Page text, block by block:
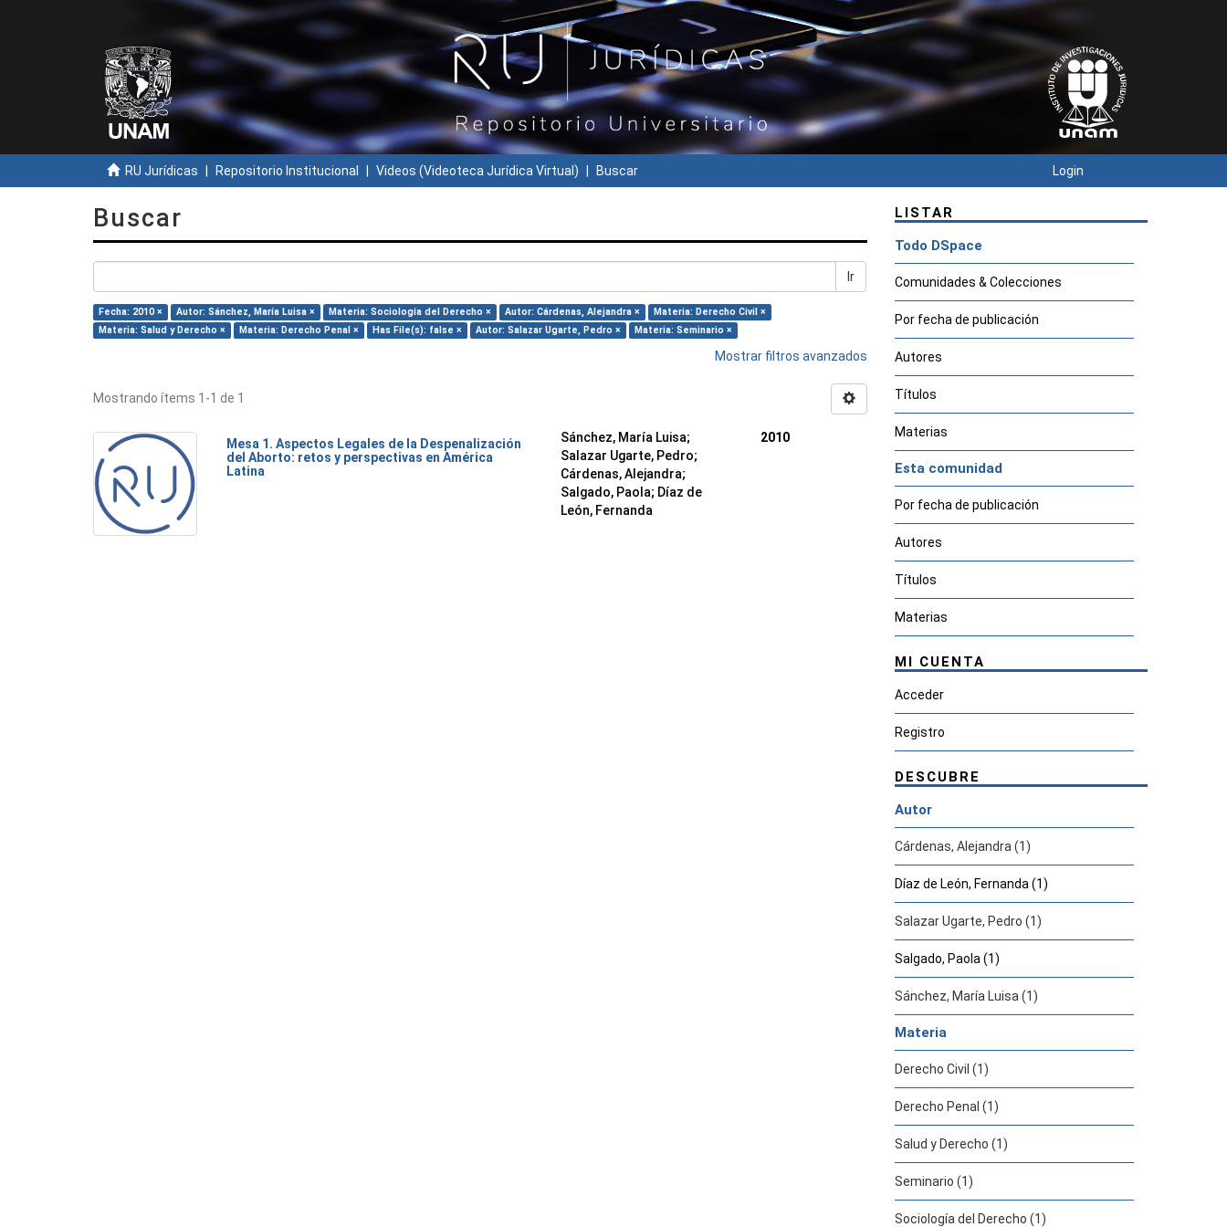
RU Jurídicas Repositorio Institucional Videos (Videoteca Jurídica Virtual) Buscar Login
Buscar
Ir
Fecha: 2010 × Autor: Sánchez, María Luisa × Materia: Sociología del Derecho × Autor: Cárdenas, Alejandra ×
Materia: Derecho Civil ×
Materia: Salud y Derecho ×
Materia: Derecho Penal × Has File(s): false × Autor: Salazar Ugarte, Pedro × Materia: Seminario ×
Mostrar filtros avanzados
Mostrando ítems 1-1 de 1
Mesa 1. Aspectos Legales de la Despenalización
del Aborto: retos y perspectivas en América
Latina
Sánchez, María Luisa;
Salazar Ugarte, Pedro;
Cárdenas, Alejandra;
Salgado, Paola; Díaz de
León, Fernanda
2010
LISTAR
Todo DSpace
Comunidades & Colecciones
Por fecha de publicación
Autores
Títulos
Materias
Esta comunidad
Por fecha de publicación
Autores
Títulos
Materias
MI CUENTA
Acceder
Registro
DESCUBRE
Autor
Cárdenas, Alejandra (1)
Díaz de León, Fernanda (1)
Salazar Ugarte, Pedro (1)
Salgado, Paola (1)
Sánchez, María Luisa (1)
Materia
Derecho Civil (1)
Derecho Penal (1)
Salud y Derecho (1)
Seminario (1)
Sociología del Derecho (1)